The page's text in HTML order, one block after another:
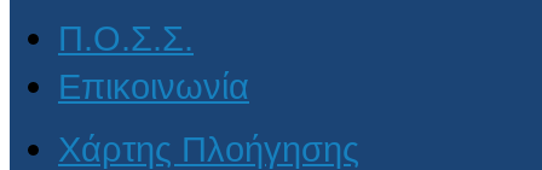
Π.Ο.Σ.Σ.
Επικοινωνία
Χάρτης Πλοήγησης